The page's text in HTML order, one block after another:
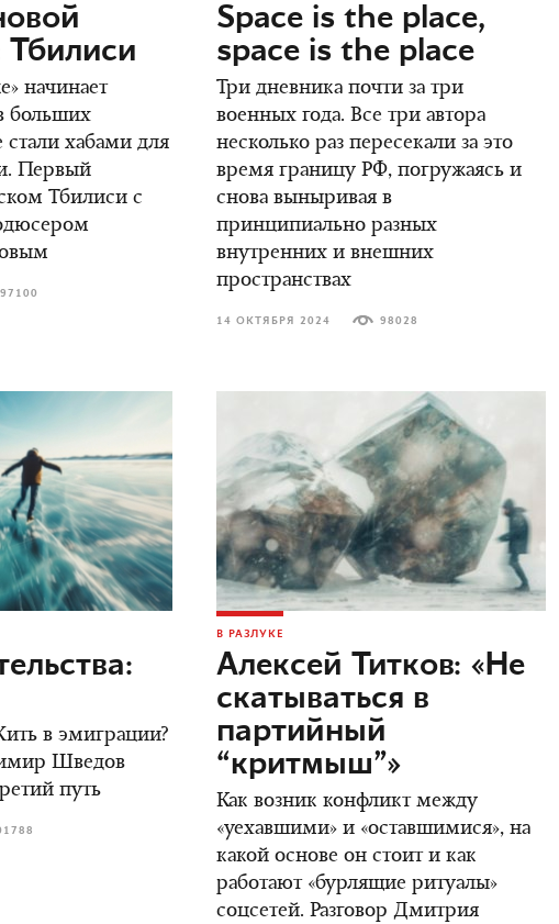
начинает
больших
стали хабами для
Первый
Тбилиси с
97100
Space is the place,
space is the place
Три дневника почти за три
военных года. Все три автора
несколько раз пересекали за это
время границу РФ, погружаясь и
снова выныривая в
принципиально разных
внутренних и внешних
пространствах
14 ОКТЯБРЯ 2024 98028
в эмиграции?
Шведов
путь
В РАЗЛУКЕ
Алексей Титков: «Не
скатываться в
партийный
“критмыш”»
Как возник конфликт между
«уехавшими» и «оставшимися», на
какой основе он стоит и как
работают «бурлящие ритуалы»
соцсетей. Разговор Дмитрия